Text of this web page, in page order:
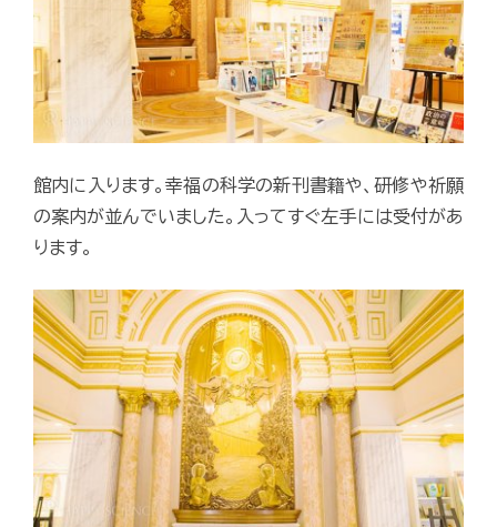
館内に入ります。幸福の科学の新刊書籍や、研修や祈願
の案内が並んでいました。入ってすぐ左手には受付があ
ります。